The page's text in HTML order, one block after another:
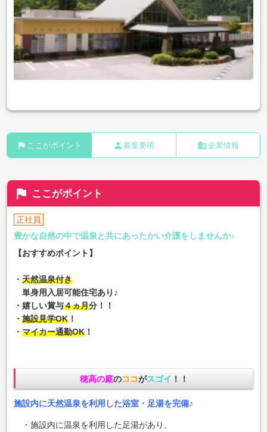
flag ここがポイント person 募集要項 business 企業情報
flag ここがポイント
正社員
豊かな自然の中で温泉と共にあったかい介護をしませんか♪
【おすすめポイント】
・天然温泉付き
単身用入居可能住宅あり♪
・嬉しい賞与４ヵ月分！！
・施設見学OK ！
・マイカー通勤OK ！
穂高の庭のココがスゴイ ！！
施設内に天然温泉を利用した浴室・足湯を完備♪
・施設内に温泉を利用した足湯があり、